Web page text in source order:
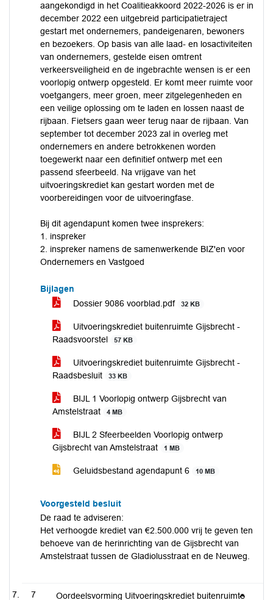
aangekondigd in het Coalitieakkoord 2022-2026 is er in
december 2022 een uitgebreid participatietraject
gestart met ondernemers, pandeigenaren, bewoners
en bezoekers. Op basis van alle laad- en losactiviteiten
van ondernemers, gestelde eisen omtrent
verkeersveiligheid en de ingebrachte wensen is er een
voorlopig ontwerp opgesteld. Er komt meer ruimte voor
voetgangers, meer groen, meer zitgelegenheden en
een veilige oplossing om te laden en lossen naast de
rijbaan. Fietsers gaan weer terug naar de rijbaan. Van
september tot december 2023 zal in overleg met
ondernemers en andere betrokkenen worden
toegewerkt naar een definitief ontwerp met een
passend sfeerbeeld. Na vrijgave van het
uitvoeringskrediet kan gestart worden met de
voorbereidingen voor de uitvoeringfase.
Bij dit agendapunt komen twee insprekers:
1. inspreker
2. inspreker namens de samenwerkende BIZ'en voor
Ondernemers en Vastgoed
Bijlagen
Dossier 9086 voorblad.pdf
32 KB
Uitvoeringskrediet buitenruimte Gijsbrecht -
Raadsvoorstel
57 KB
Uitvoeringskrediet buitenruimte Gijsbrecht -
Raadsbesluit
33 KB
BIJL 1 Voorlopig ontwerp Gijsbrecht van
Amstelstraat
4 MB
BIJL 2 Sfeerbeelden Voorlopig ontwerp
Gijsbrecht van Amstelstraat
1 MB
Geluidsbestand agendapunt 6 10 MB
Voorgesteld besluit
De raad te adviseren:
Het verhoogde krediet van €2.500.000 vrij te geven ten
behoeve van de herinrichting van de Gijsbrecht van
Amstelstraat tussen de Gladiolusstraat en de Neuweg.
7 Oordeelsvorming Uitvoeringskrediet buitenruimte